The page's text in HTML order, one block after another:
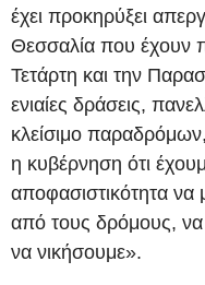
έχει προκηρύξει
Θεσσαλία που έχουν
Τετάρτη και την
ενιαίες δράσεις,
κλείσιμο
η κυβέρνηση ότι
αποφασιστικότητα να
από τους δρόμους, να
να νικήσουμε».